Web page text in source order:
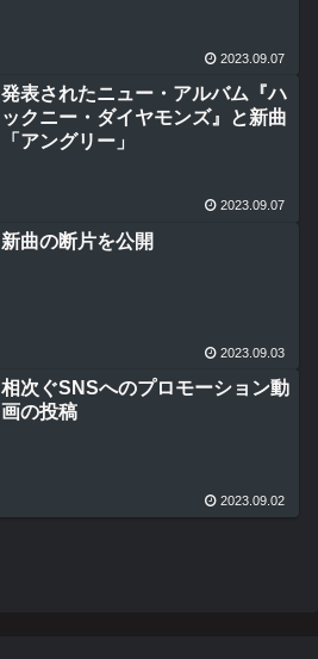
2023.09.07
発表されたニュー・アルバム『ハ
ックニー・ダイヤモンズ』と新曲
「アングリー」
2023.09.07
新曲の断片を公開
2023.09.03
相次ぐSNSへのプロモーション動
画の投稿
2023.09.02